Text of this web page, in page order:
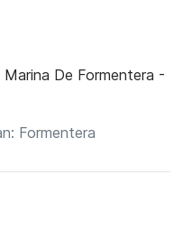
Marina De Formentera -